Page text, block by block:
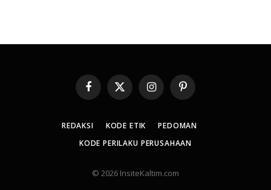
Facebook
X
(Twitter)
InstagramPinterest
REDAKSI KODE ETIK
PEDOMAN
KODE PERILAKU PERUSAHAAN
© 2026 InsiteKaltim.com